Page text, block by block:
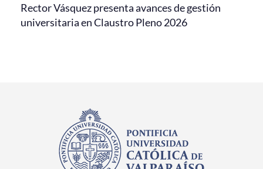
Rector Vásquez presenta avances de gestión
universitaria en Claustro Pleno 2026